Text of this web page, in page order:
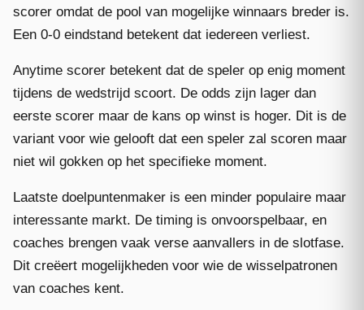
scorer omdat de pool van mogelijke winnaars breder is.
Een 0-0 eindstand betekent dat iedereen verliest.
Anytime scorer betekent dat de speler op enig moment
tijdens de wedstrijd scoort. De odds zijn lager dan
eerste scorer maar de kans op winst is hoger. Dit is de
variant voor wie gelooft dat een speler zal scoren maar
niet wil gokken op het specifieke moment.
Laatste doelpuntenmaker is een minder populaire maar
interessante markt. De timing is onvoorspelbaar, en
coaches brengen vaak verse aanvallers in de slotfase.
Dit creëert mogelijkheden voor wie de wisselpatronen
van coaches kent.